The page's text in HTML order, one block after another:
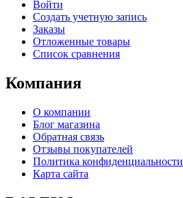
Войти
Создать учетную запись
Заказы
Отложенные товары
Список сравнения
Компания
О компании
Блог магазина
Обратная связь
Отзывы покупателей
Политика конфиденциальности
Карта сайта